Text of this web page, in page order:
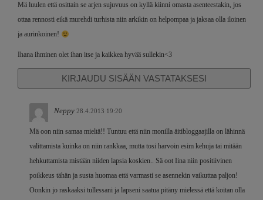
Mä luulen että osittain se arjen sujuvuus on kyllä kiinni omasta asenteestakin, jos
ottaa rennosti eikä murehdi turhista niin arkikin on helpompaa ja jaksaa olla iloinen
ja aurinkoinen!
Ihana ihminen olet ihan itse ja kaikkea hyvää sullekin<3
KIRJAUDU SISÄÄN VASTATAKSESI
Neppy 28.4.2013 19:20
Mä oon niin samaa mieltä!! Tuntuu että niin monilla äitibloggaajilla on lähinnä
valittamista kuinka on niin rankkaa, mutta tosi harvoin esim kehuja tai mitään
hehkuttamista mistään niiden lapsia koskien.. Sä oot Iina niin positiivinen
poikkeus tähän ja susta huomaa että varmasti se asennekin vaikuttaa paljon!
Oonkin jo raskaaksi tullessani ja lapseni saatua pitäny mielessä että koitan olla